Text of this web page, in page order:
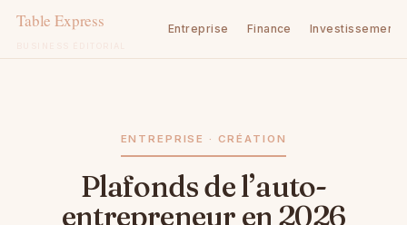
Entreprise Finance Investissement
ENTREPRISE · CRÉATION
Plafonds de l’auto-
entrepreneur en 2026